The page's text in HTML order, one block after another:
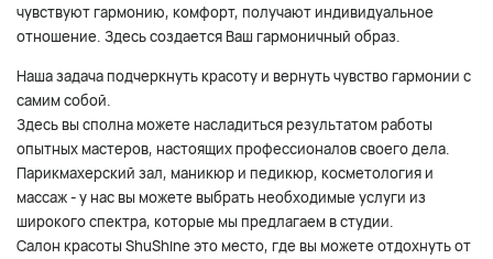
чувствуют гармонию, комфорт, получают индивидуальное
отношение. Здесь создается Ваш гармоничный образ.
Наша задача подчеркнуть красоту и вернуть чувство гармонии с
самим собой.
Здесь вы сполна можете насладиться результатом работы
опытных мастеров, настоящих профессионалов своего дела.
Парикмахерский зал, маникюр и педикюр, косметология и
массаж - у нас вы можете выбрать необходимые услуги из
широкого спектра, которые мы предлагаем в студии.
Салон красоты ShuShine это место, где вы можете отдохнуть от